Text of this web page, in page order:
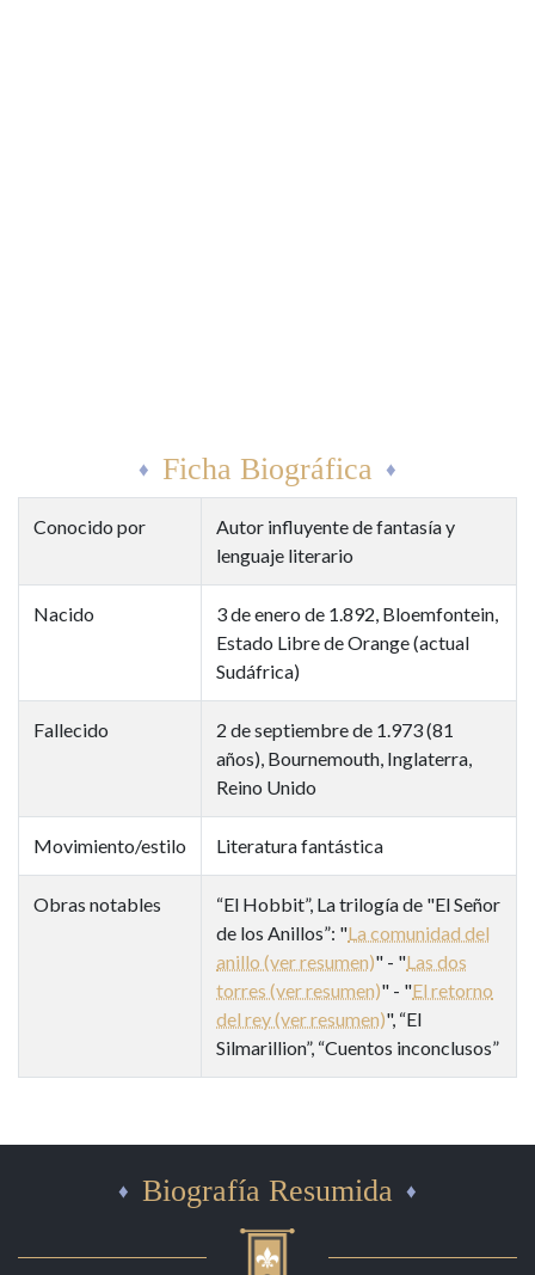
Ficha Biográfica
Conocido por
Autor influyente de fantasía y
lenguaje literario
Nacido
3 de enero de 1.892, Bloemfontein,
Estado Libre de Orange (actual
Sudáfrica)
Fallecido
2 de septiembre de 1.973 (81
años), Bournemouth, Inglaterra,
Reino Unido
Movimiento/estilo Literatura fantástica
Obras notables
“El Hobbit”, La trilogía de "El Señor
de los Anillos”: "La comunidad del
anillo (ver resumen)" - "Las dos
torres (ver resumen)" - "El retorno
del rey (ver resumen)", “El
Silmarillion”, “Cuentos inconclusos”
Biografía Resumida